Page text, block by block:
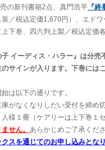
の新刊書籍2点、真門浩平 『
／税込定価1,870円）、エド
上下巻、四六判上製／税込定価
イーディス・ハラー』は分売
サインが入ります。下巻には
は以下の通りです。
がなくなりしだい受付を締め
様１冊（ケアリーは上下巻１
せん。 あらかじめご了承くださ
スを通じてのお申し込みとなり